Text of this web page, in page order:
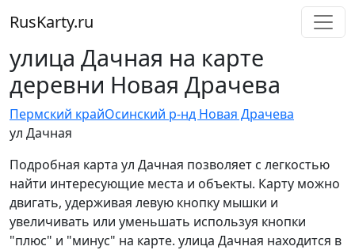
RusKarty.ru
улица Дачная на карте
деревни Новая Драчева
Пермский крайОсинский р-нд Новая Драчева
ул Дачная
Подробная карта ул Дачная позволяет с легкостью
найти интересующие места и объекты. Карту можно
двигать, удерживая левую кнопку мышки и
увеличивать или уменьшать используя кнопки
"плюс" и "минус" на карте. улица Дачная находится в